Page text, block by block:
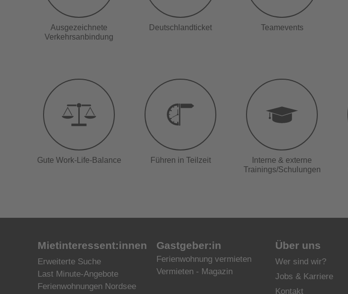
Ausgezeichnete
Verkehrsanbindung
Deutschlandticket Teamevents
Gute Work-Life-Balance Führen in Teilzeit
Interne & externe
Trainings/Schulungen
Mietinteressent:innen
Erweiterte Suche
Last Minute-Angebote
Ferienwohnungen Nordsee
Gastgeber:in
Ferienwohnung vermieten
Vermieten - Magazin
Über uns
Wer sind wir?
Jobs & Karriere
Kontakt